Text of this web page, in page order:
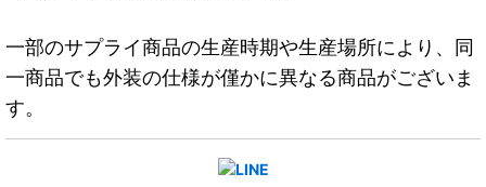
一部のサプライ商品の生産時期や生産場所により、同
一商品でも外装の仕様が僅かに異なる商品がございま
す。